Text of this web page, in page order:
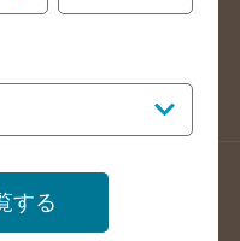
本県のバー検索
する